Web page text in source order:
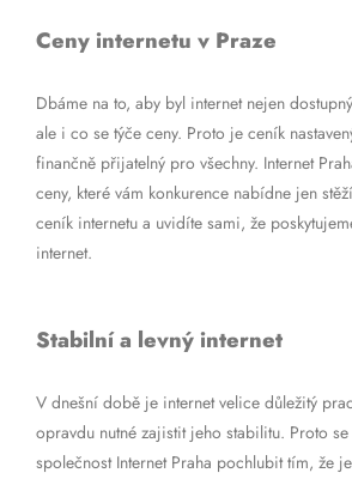
Ceny internetu v Praze
Dbáme na to, aby byl internet nejen
ale i co se týče ceny. Proto je ceník
finančně přijatelný pro všechny. Internet
ceny, které vám konkurence nabídne jen
ceník internetu a uvidíte sami, že
internet.
Stabilní a levný internet
V dnešní době je internet velice důležitý
opravdu nutné zajistit jeho stabilitu. Proto se
společnost Internet Praha pochlubit tím, že